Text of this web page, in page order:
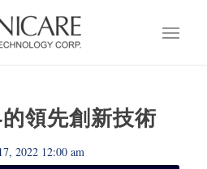
領先創新技術
2022 12:00 am